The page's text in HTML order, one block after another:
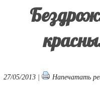
27/05/2013 | Напечатать